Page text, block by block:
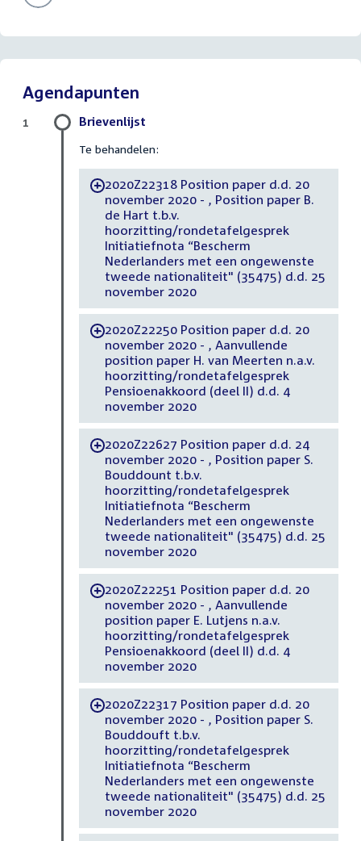
Agendapunten
Brievenlijst
Te behandelen:
-2020Z22318 Position paper d.d. 20
november 2020 - , Position paper B.
de Hart t.b.v.
hoorzitting/rondetafelgesprek
Initiatiefnota “Bescherm
Nederlanders met een ongewenste
tweede nationaliteit" (35475) d.d. 25
november 2020
-2020Z22250 Position paper d.d. 20
november 2020 - , Aanvullende
position paper H. van Meerten n.a.v.
hoorzitting/rondetafelgesprek
Pensioenakkoord (deel II) d.d. 4
november 2020
-2020Z22627 Position paper d.d. 24
november 2020 - , Position paper S.
Bouddount t.b.v.
hoorzitting/rondetafelgesprek
Initiatiefnota “Bescherm
Nederlanders met een ongewenste
tweede nationaliteit" (35475) d.d. 25
november 2020
-2020Z22251 Position paper d.d. 20
november 2020 - , Aanvullende
position paper E. Lutjens n.a.v.
hoorzitting/rondetafelgesprek
Pensioenakkoord (deel II) d.d. 4
november 2020
-2020Z22317 Position paper d.d. 20
november 2020 - , Position paper S.
Bouddouft t.b.v.
hoorzitting/rondetafelgesprek
Initiatiefnota “Bescherm
Nederlanders met een ongewenste
tweede nationaliteit" (35475) d.d. 25
november 2020
1